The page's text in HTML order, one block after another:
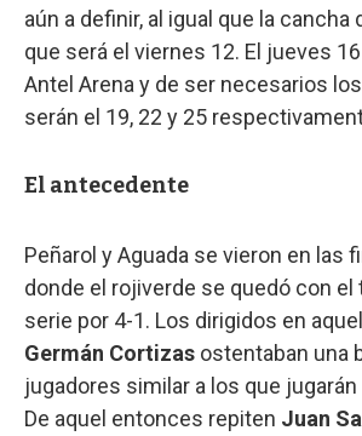
aún a definir, al igual que la
que será el viernes 12. El jueves 16
Antel Arena y de ser necesarios
serán el 19, 22 y 25
El antecedente
Peñarol y Aguada se vieron en las
donde el rojiverde se quedó con el
serie por 4-1. Los dirigidos en
Germán Cortizas ostentaban una
jugadores similar a los que
De aquel entonces repiten Juan